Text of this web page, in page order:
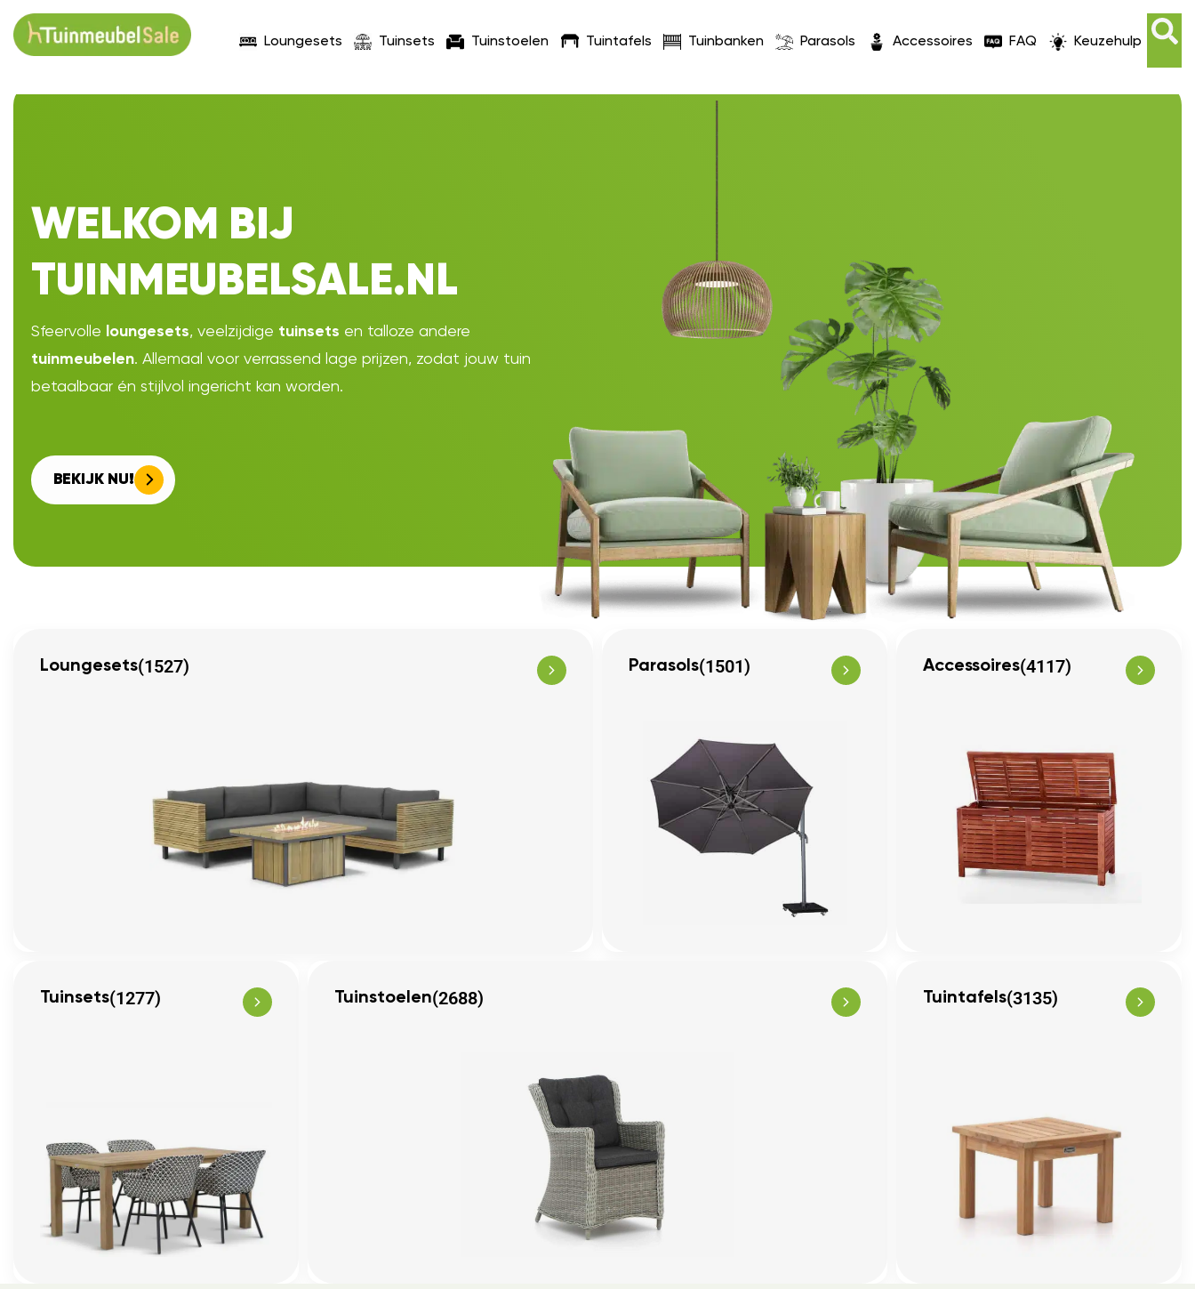
Loungesets Tuinsets Tuinstoelen Tuintafels Tuinbanken Parasols Accessoires FAQ Keuzehulp
WELKOM BIJ
TUINMEUBELSALE.NL
Sfeervolle loungesets, veelzijdige tuinsets en talloze andere
tuinmeubelen. Allemaal voor verrassend lage prijzen, zodat jouw tuin
betaalbaar én stijlvol ingericht kan worden.
BEKIJK NU!
Loungesets(1527) Parasols(1501) Accessoires(4117)
Tuinsets(1277) Tuinstoelen(2688) Tuintafels(3135)